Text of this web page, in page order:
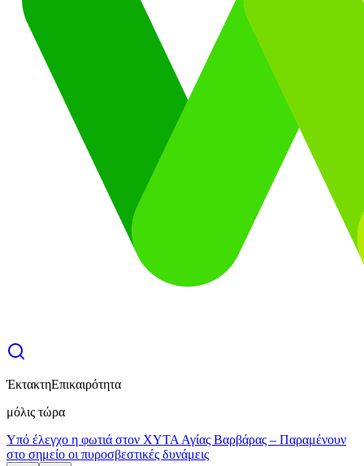
ΈκτακτηΕπικαιρότητα
μόλις τώρα
Υπό έλεγχο η φωτιά στον ΧΥΤΑ Αγίας Βαρβάρας – Παραμένουν
στο σημείο οι πυροσβεστικές δυνάμεις